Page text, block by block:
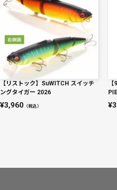
【リストック】SuWITCH スイッチ
ングタイガー 2026
3,960 （税込）